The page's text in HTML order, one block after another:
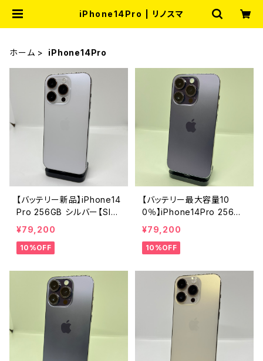
iPhone14Pro | リノスマ
ホーム iPhone14Pro
【バッテリー新品】iPhone14
Pro 256GB シルバー【SIM
ロック解除済み】
¥79,200
10%OFF
【バッテリー最大容量10
0％】iPhone14Pro 256GB
ディープパープル【SIMロッ
ク解除済み】
¥79,200
10%OFF